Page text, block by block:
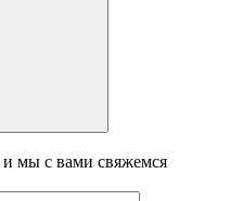
и мы с вами свяжемся